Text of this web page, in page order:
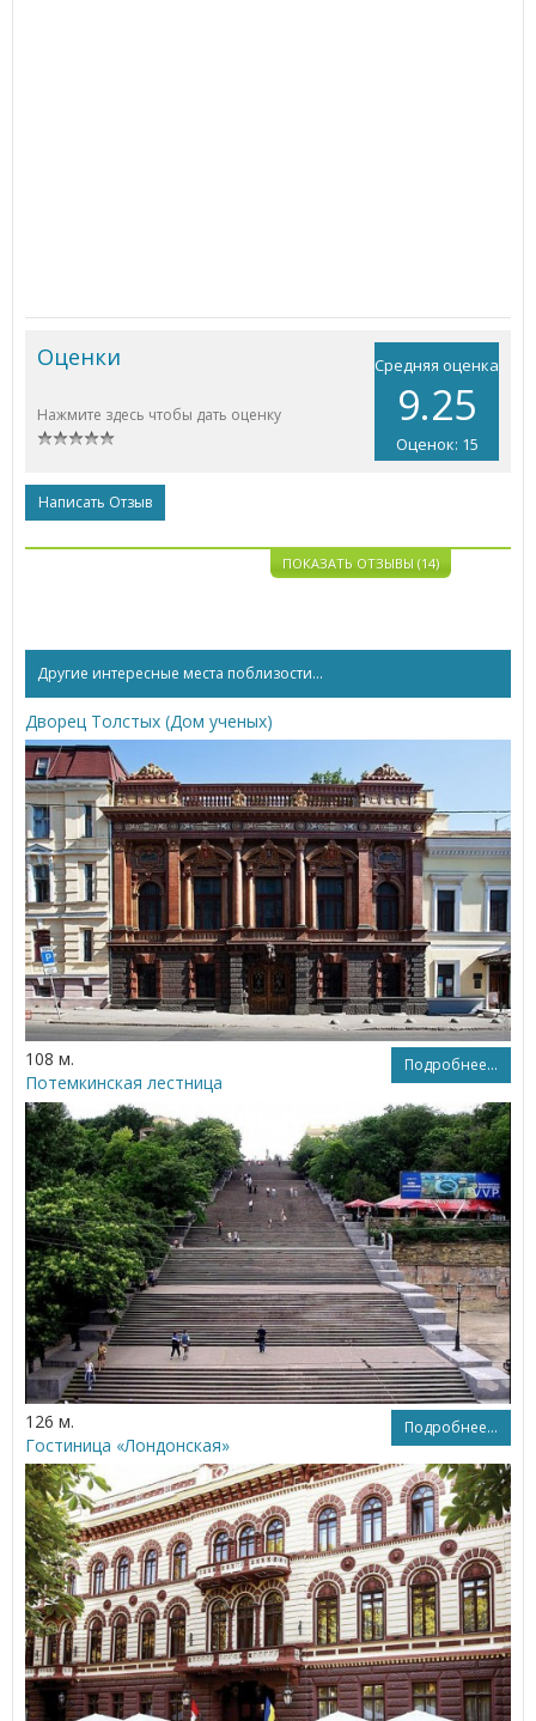
Средняя оценка
9.25
Оценок: 15
Оценки
Нажмите здесь чтобы дать оценку
Написать Отзыв
ПОКАЗАТЬ ОТЗЫВЫ (14)
Другие интересные места поблизости...
Дворец Толстых (Дом ученых)
108 м. Подробнее...
Потемкинская лестница
126 м. Подробнее...
Гостиница «Лондонская»